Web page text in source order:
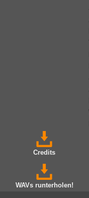
Credits
WAVs runterholen!